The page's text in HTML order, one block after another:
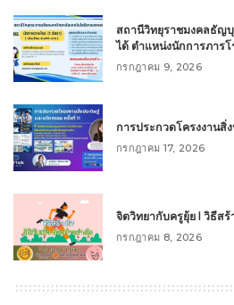
สถานีวิทยุราชมงคลธัญบุ
ได้ ตำแหน่งนักการภารโ
กรกฎาคม 9, 2026
การประกวดโครงงานสิ่
กรกฎาคม 17, 2026
จิตวิทยากับครูยุ้ย l วิธีสร้
กรกฎาคม 8, 2026